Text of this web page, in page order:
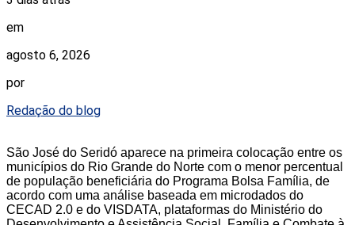
em
agosto 6, 2026
por
Redação do blog
São José do Seridó aparece na primeira colocação entre os
municípios do Rio Grande do Norte com o menor percentual
de população beneficiária do Programa Bolsa Família, de
acordo com uma análise baseada em microdados do
CECAD 2.0 e do VISDATA, plataformas do Ministério do